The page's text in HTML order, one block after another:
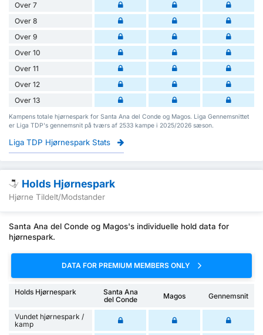
Over 7
Over 8
Over 9
Over 10
Over 11
Over 12
Over 13
Kampens totale hjørnespark for Santa Ana del Conde og Magos. Liga Gennemsnittet
er Liga TDP's gennemsnit på tværs af 2533 kampe i 2025/2026 sæson.
Liga TDP Hjørnespark Stats
Holds Hjørnespark
Hjørne Tildelt/Modstander
Santa Ana del Conde og Magos's individuelle hold data for
hjørnespark.
DATA FOR PREMIUM MEMBERS ONLY
Holds Hjørnespark
Santa Ana
del Conde
Magos Gennemsnit
Vundet hjørnespark /
kamp